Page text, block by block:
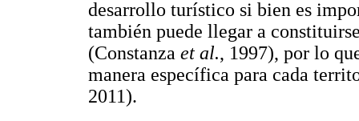
desarrollo turístico si bien es
también puede llegar a
(Constanza et al., 1997), por lo
manera específica para cada
2011).